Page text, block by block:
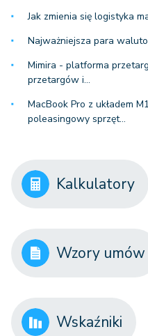
Jak zmienia się logistyka
Najważniejsza para
Mimira - platforma
przetargów i…
MacBook Pro z układem
poleasingowy sprzęt…
Kalkulatory
Wzory umów
Wskaźniki